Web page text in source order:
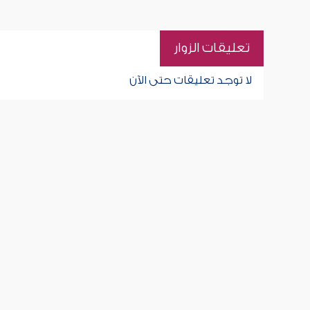
تعليقات الزوار
لا توجد تعليقات حتى الآن